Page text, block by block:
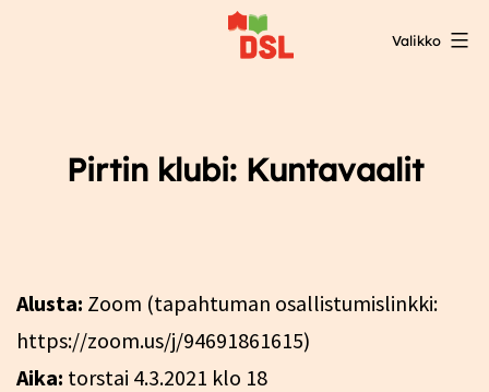
Valikko
Pirtin klubi: Kuntavaalit
Alusta: Zoom (tapahtuman osallistumislinkki:
https://zoom.us/j/94691861615)
Aika: torstai 4.3.2021 klo 18